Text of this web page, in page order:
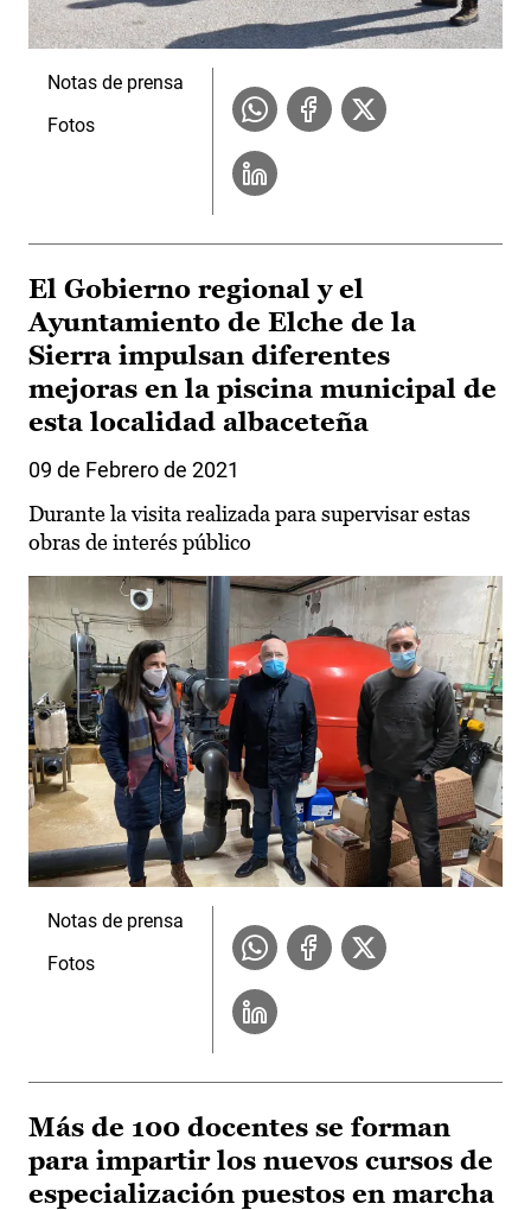
Notas de prensa
Fotos
El Gobierno regional y el
Ayuntamiento de Elche de la
Sierra impulsan diferentes
mejoras en la piscina municipal de
esta localidad albaceteña
09 de Febrero de 2021
Durante la visita realizada para supervisar estas
obras de interés público
Notas de prensa
Fotos
Más de 100 docentes se forman
para impartir los nuevos cursos de
especialización puestos en marcha